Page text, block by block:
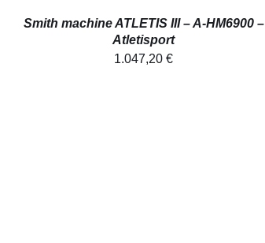
Smith machine ATLETIS III – A-HM6900 –
Atletisport
1.047,20€